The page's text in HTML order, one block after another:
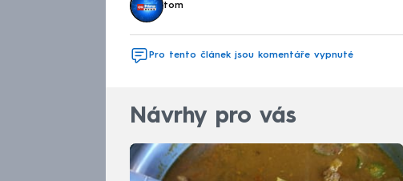
tom
Pro tento článek jsou komentáře vypnuté
Návrhy pro vás